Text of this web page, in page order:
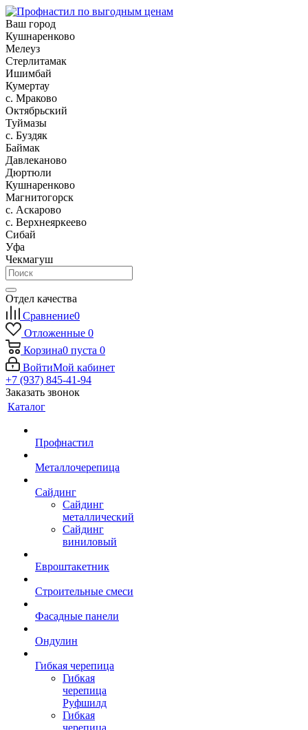
Ваш город
Кушнаренково
Мелеуз
Стерлитамак
Ишимбай
Кумертау
c. Мраково
Октябрьский
Туймазы
c. Буздяк
Баймак
Давлеканово
Дюртюли
Кушнаренково
Магнитогорск
с. Аскарово
с. Верхнеяркеево
Сибай
Уфа
Чекмагуш
Отдел качества
Сравнение0
Отложенные 0
Корзина0 пуста 0
ВойтиМой кабинет
+7 (937) 845-41-94
Заказать звонок
Каталог
Профнастил
Металлочерепица
Сайдинг
Сайдинг
металлический
Сайдинг
виниловый
Евроштакетник
Строительные смеси
Фасадные панели
Ондулин
Гибкая черепица
Гибкая
черепица
Руфшилд
Гибкая
черепица